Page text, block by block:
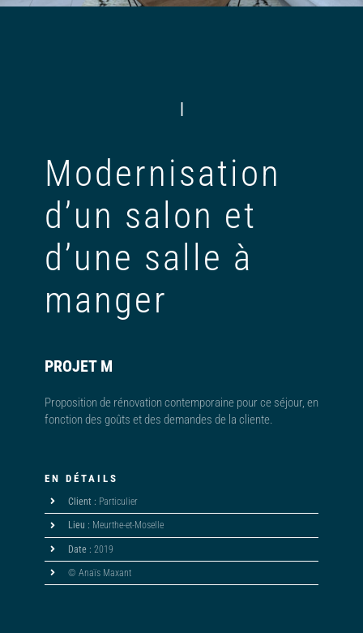
|
Modernisation
d’un salon et
d’une salle à
manger
PROJET M
Proposition de rénovation contemporaine pour ce séjour, en
fonction des goûts et des demandes de la cliente.
EN DÉTAILS
Client : Particulier
Lieu : Meurthe-et-Moselle
Date : 2019
© Anaïs Maxant